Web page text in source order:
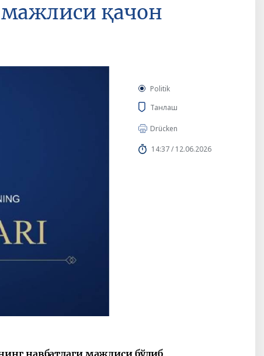
қачон
Politik
Танлаш
Drücken
14:37 / 12.06.2026
навбатдаги мажлиси бўлиб